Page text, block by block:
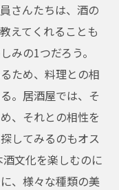
さんたちは、酒の
えてくれることも
みの1つだろう。
ため、料理との相
。居酒屋では、そ
、それとの相性を
してみるのもオス
文化を楽しむのに
、様々な種類の美